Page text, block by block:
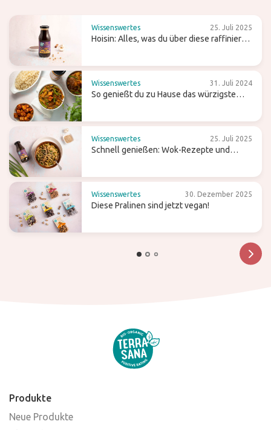
Wissenswertes 25. Juli 2025
Hoisin: Alles, was du über diese raffiniert
Wissenswertes 31. Juli 2024
So genießt du zu Hause das würzigste
Wissenswertes 25. Juli 2025
Schnell genießen: Wok-Rezepte und
Wissenswertes 30. Dezember 2025
Diese Pralinen sind jetzt vegan!
Produkte
Neue Produkte